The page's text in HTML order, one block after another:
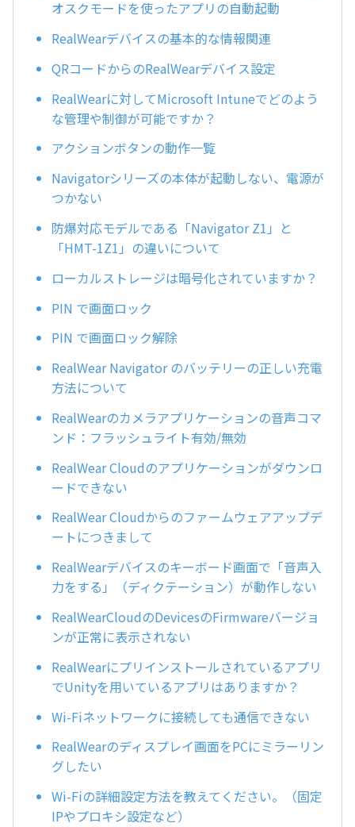
オスクモードを使ったアプリの自動起動
RealWearデバイスの基本的な情報関連
QRコードからのRealWearデバイス設定
RealWearに対してMicrosoft Intuneでどのよう
な管理や制御が可能ですか？
アクションボタンの動作一覧
Navigatorシリーズの本体が起動しない、電源が
つかない
防爆対応モデルである「Navigator Z1」と
「HMT-1Z1」の違いについて
ローカルストレージは暗号化されていますか？
PIN で画面ロック
PIN で画面ロック解除
RealWear Navigator のバッテリーの正しい充電
方法について
RealWearのカメラアプリケーションの音声コマ
ンド：フラッシュライト有効/無効
RealWear Cloudのアプリケーションがダウンロ
ードできない
RealWear Cloudからのファームウェアアップデ
ートにつきまして
RealWearデバイスのキーボード画面で「音声入
力をする」（ディクテーション）が動作しない
RealWearCloudのDevicesのFirmwareバージョ
ンが正常に表示されない
RealWearにプリインストールされているアプリ
でUnityを用いているアプリはありますか？
Wi-Fiネットワークに接続しても通信できない
RealWearのディスプレイ画面をPCにミラーリン
グしたい
Wi-Fiの詳細設定方法を教えてください。（固定
IPやプロキシ設定など）